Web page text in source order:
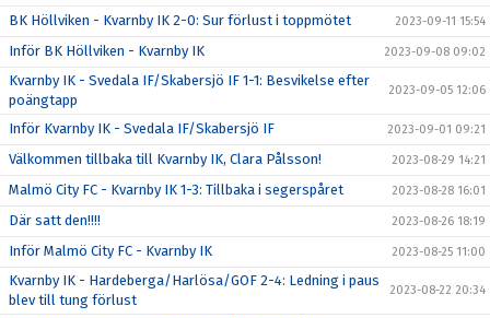
BK Höllviken - Kvarnby IK 2-0: Sur förlust i toppmötet 2023-09-11 15:54
Inför BK Höllviken - Kvarnby IK 2023-09-08 09:02
Kvarnby IK - Svedala IF/Skabersjö IF 1-1: Besvikelse efter
poängtapp
2023-09-05 12:06
Inför Kvarnby IK - Svedala IF/Skabersjö IF 2023-09-01 09:21
Välkommen tillbaka till Kvarnby IK, Clara Pålsson! 2023-08-29 14:21
Malmö City FC - Kvarnby IK 1-3: Tillbaka i segerspåret 2023-08-28 16:01
Där satt den!!!! 2023-08-26 18:19
Inför Malmö City FC - Kvarnby IK 2023-08-25 11:00
Kvarnby IK - Hardeberga/Harlösa/GOF 2-4: Ledning i paus
blev till tung förlust
2023-08-22 20:34